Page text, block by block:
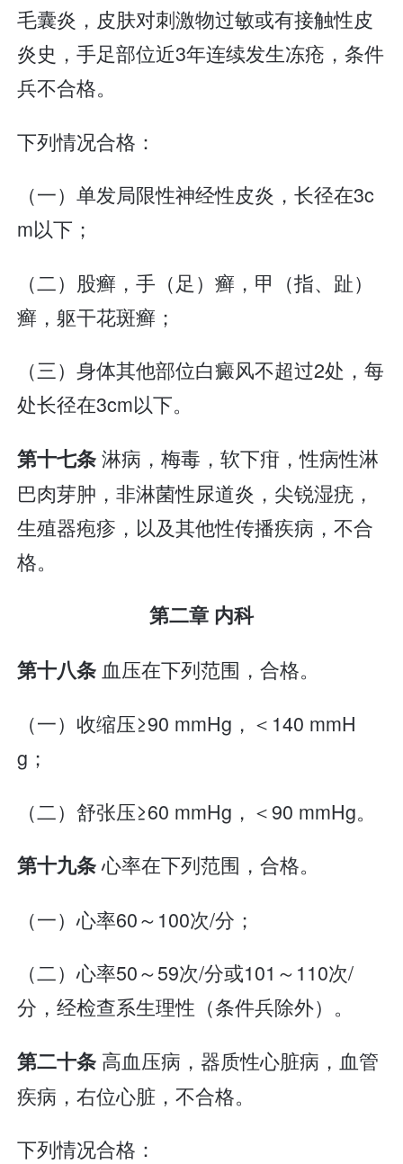
毛囊炎，皮肤对刺激物过敏或有接触性皮
炎史，手足部位近3年连续发生冻疮，条件
兵不合格。
下列情况合格：
（一）单发局限性神经性皮炎，长径在3c
m以下；
（二）股癣，手（足）癣，甲（指、趾）
癣，躯干花斑癣；
（三）身体其他部位白癜风不超过2处，每
处长径在3cm以下。
第十七条淋病，梅毒，软下疳，性病性淋
巴肉芽肿，非淋菌性尿道炎，尖锐湿疣，
生殖器疱疹，以及其他性传播疾病，不合
格。
第二章 内科
第十八条 血压在下列范围，合格。
（一）收缩压≥90 mmHg，＜140 mmH
g；
（二）舒张压≥60 mmHg，＜90 mmHg。
第十九条心率在下列范围，合格。
（一）心率60～100次/分；
（二）心率50～59次/分或101～110次/
分，经检查系生理性（条件兵除外）。
第二十条 高血压病，器质性心脏病，血管
疾病，右位心脏，不合格。
下列情况合格：